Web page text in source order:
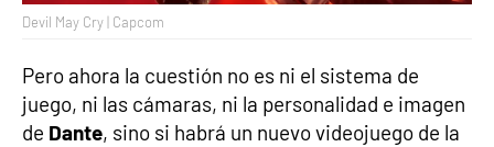
Devil May Cry | Capcom
Pero ahora la cuestión no es ni el sistema de
juego, ni las cámaras, ni la personalidad e imagen
de Dante, sino si habrá un nuevo videojuego de la